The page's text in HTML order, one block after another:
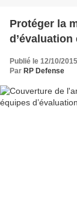
Protéger la
Publié le 12/10/
Par RP Defense